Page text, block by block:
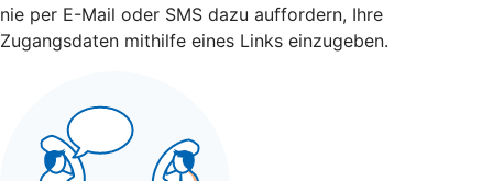
nie per E-Mail oder SMS dazu auffordern, Ihre
Zugangsdaten mithilfe eines Links einzugeben.